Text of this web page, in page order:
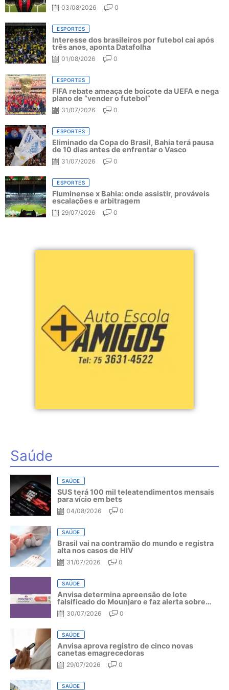
03/08/2026 0
ESPORTES
Interesse dos brasileiros por futebol cai após
três anos, aponta Datafolha
01/08/2026 0
ESPORTES
FIFA rebate ameaça de boicote da UEFA e nega
plano de “vender o futebol”
31/07/2026 0
ESPORTES
Eliminado da Copa do Brasil, Bahia terá pausa
de 10 dias antes de enfrentar o Vasco
31/07/2026 0
ESPORTES
Fluminense x Bahia: onde assistir, prováveis
escalações e arbitragem
29/07/2026 0
Saúde
SAÚDE
SUS terá 100 mil teleatendimentos mensais
para vício em bets
04/08/2026 0
SAÚDE
Brasil vai na contramão do mundo e registra
alta nos casos de HIV
31/07/2026 0
SAÚDE
Anvisa determina apreensão de lote
falsificado do Mounjaro e faz alerta sobre
riscos do medicamento
30/07/2026 0
SAÚDE
Anvisa aprova registro de cinco novas
canetas emagrecedoras
29/07/2026 0
SAÚDE